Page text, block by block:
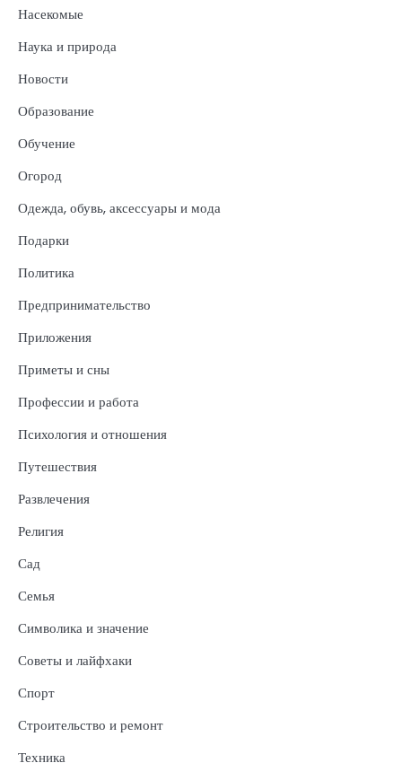
Насекомые
Наука и природа
Новости
Образование
Обучение
Огород
Одежда, обувь, аксессуары и мода
Подарки
Политика
Предпринимательство
Приложения
Приметы и сны
Профессии и работа
Психология и отношения
Путешествия
Развлечения
Религия
Сад
Семья
Символика и значение
Советы и лайфхаки
Спорт
Строительство и ремонт
Техника